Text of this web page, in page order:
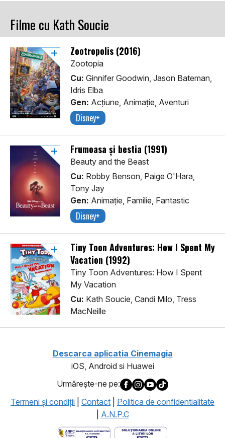
Filme cu Kath Soucie
Zootropolis (2016)
Zootopia
Cu: Ginnifer Goodwin, Jason Bateman,
Idris Elba
Gen: Acţiune, Animaţie, Aventuri
Disney+
Frumoasa și bestia (1991)
Beauty and the Beast
Cu: Robby Benson, Paige O'Hara,
Tony Jay
Gen: Animaţie, Familie, Fantastic
Disney+
Tiny Toon Adventures: How I Spent My
Vacation (1992)
Tiny Toon Adventures: How I Spent
My Vacation
Cu: Kath Soucie, Candi Milo, Tress
MacNeille
Descarca aplicatia Cinemagia
iOS, Android si Huawei
Urmăreşte-ne pe:
Termeni şi condiţii
Contact
Politica de confidentialitate
A.N.P.C